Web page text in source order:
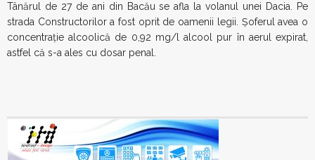
Tânărul de 27 de ani din Bacău se afla la volanul unei Dacia. Pe
strada Constructorilor a fost oprit de oamenii legii. Şoferul avea o
concentraţie alcoolică de 0,92 mg/l alcool pur în aerul expirat,
astfel că s-a ales cu dosar penal.